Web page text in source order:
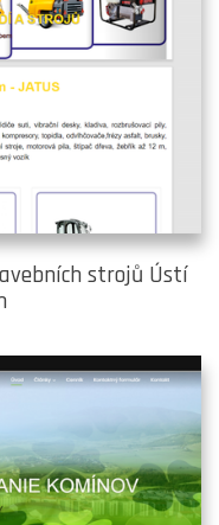
strojů Ústí